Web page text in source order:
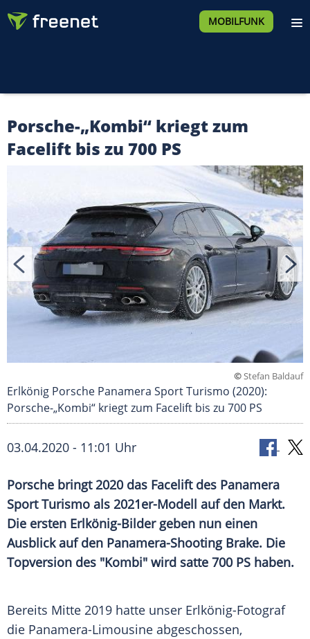
MOBILFUNK
Porsche-„Kombi“ kriegt zum
Facelift bis zu 700 PS
©Stefan Baldauf
Erlkönig Porsche Panamera Sport Turismo (2020):
Porsche-„Kombi“ kriegt zum Facelift bis zu 700 PS
03.04.2020 - 11:01 Uhr
Porsche bringt 2020 das Faceliftdes Panamera
Sport Turismo als 2021er-Modell auf den Markt.
Die ersten Erlkönig-Bilder geben nun einen
Ausblick auf den Panamera-Shooting Brake. Die
Topversion des "Kombi" wird satte 700 PS haben.
Bereits Mitte 2019 hatte unser Erlkönig-Fotograf
die Panamera-Limousine abgeschossen,